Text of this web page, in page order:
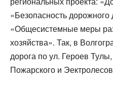
«Безопасность
«Общесистемные меры
хозяйства». Так, в
дорога по ул. Героев
Пожарского и